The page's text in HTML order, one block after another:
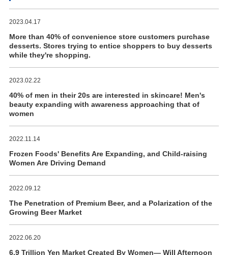
2023.04.17
More than 40% of convenience store customers purchase
desserts. Stores trying to entice shoppers to buy desserts
while they're shopping.
2023.02.22
40% of men in their 20s are interested in skincare! Men's
beauty expanding with awareness approaching that of
women
2022.11.14
Frozen Foods' Benefits Are Expanding, and Child-raising
Women Are Driving Demand
2022.09.12
The Penetration of Premium Beer, and a Polarization of the
Growing Beer Market
2022.06.20
6.9 Trillion Yen Market Created By Women― Will Afternoon